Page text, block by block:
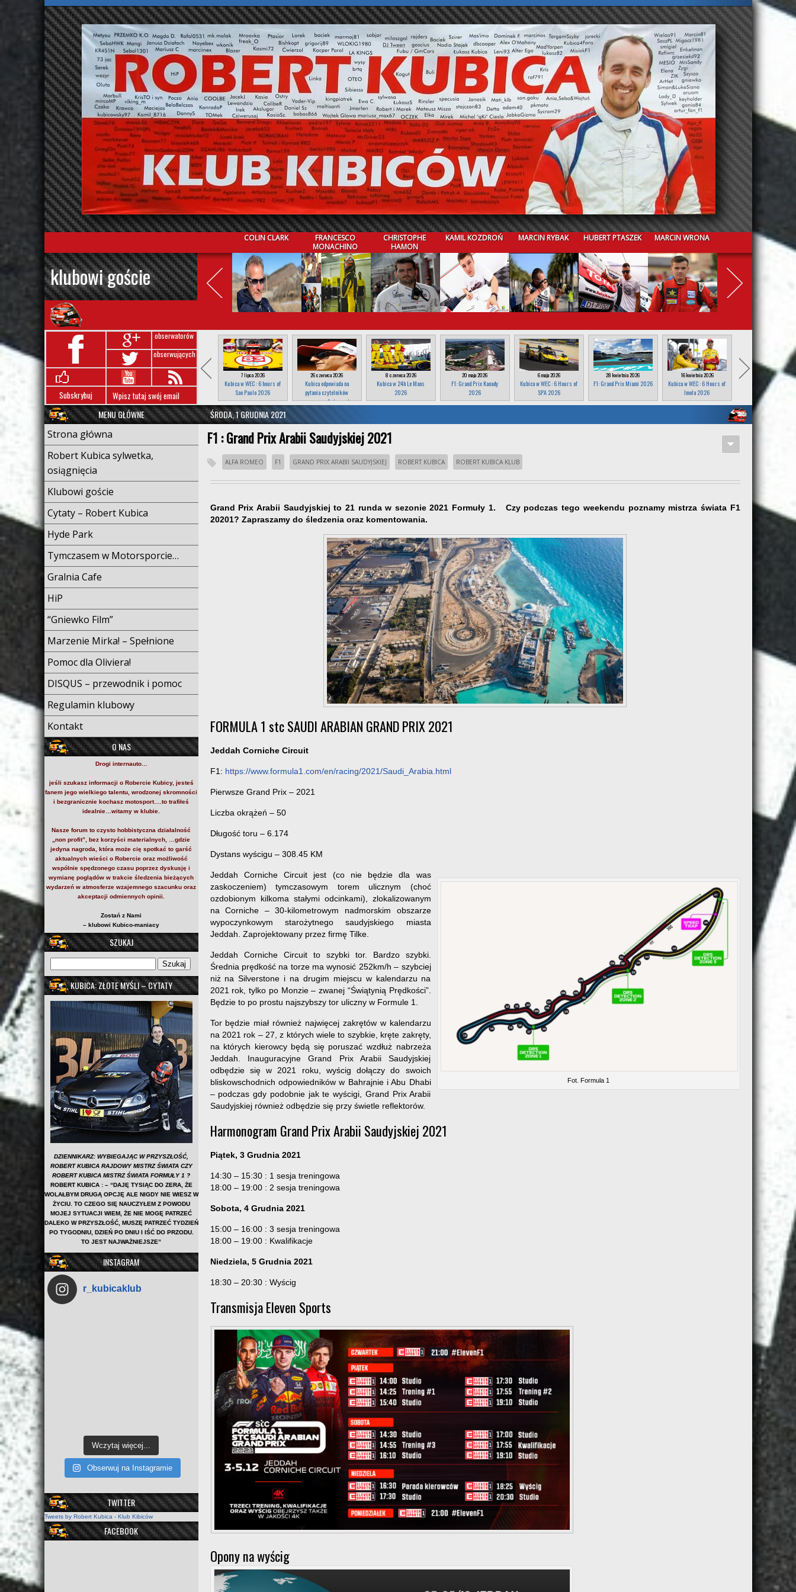
klubowi goście
COLIN CLARK
FRANCESCO
MONACHINO
CHRISTOPHE
HAMON
KAMIL KOZDROŃ MARCIN RYBAK HUBERT PTASZEK MARCIN WRONA CRISTIAN GUAZZINI
obserwatorów
obserwujących
Subskrybuj
7 lipca 2026
Kubica w WEC : 6 hours of
Sao Paulo 2026
26 czerwca 2026
Kubica odpowiada na
pytania czytelników
magazynu Autosport
8 czerwca 2026
Kubica w 24h Le Mans
2026
20 maja 2026
F1: Grand Prix Kanady
2026
6 maja 2026
Kubica w WEC : 6 Hours of
SPA 2026
28 kwietnia 2026
F1: Grand Prix Miami 2026
16 kwietnia 2026
Kubica w WEC : 6 Hours of
Imola 2026
25 marca 2026
F1: Grand Prix Japonii
2026
MENU GŁÓWNE
Strona główna
Robert Kubica sylwetka,
osiągnięcia
Klubowi goście
Cytaty – Robert Kubica
Hyde Park
Tymczasem w Motorsporcie…
Gralnia Cafe
HiP
“Gniewko Film”
Marzenie Mirka! – Spełnione
Pomoc dla Oliviera!
DISQUS – przewodnik i pomoc
Regulamin klubowy
Kontakt
O NAS
Drogi internauto…
jeśli szukasz informacji o Robercie Kubicy, jesteś
fanem jego wielkiego talentu, wrodzonej skromności
i bezgranicznie kochasz motosport….to trafiłeś
idealnie…witamy w klubie.
Nasze forum to czysto hobbistyczna działalność
„non profit”, bez korzyści materialnych, …gdzie
jedyna nagroda, która może cię spotkać to garść
aktualnych wieści o Robercie oraz możliwość
wspólnie spędzonego czasu poprzez dyskusję i
wymianę poglądów w trakcie śledzenia bieżących
wydarzeń w atmosferze wzajemnego szacunku oraz
akceptacji odmiennych opinii.
Zostań z Nami
– klubowi Kubico-maniacy
SZUKAJ
KUBICA: ZŁOTE MYŚLI – CYTATY
DZIENNIKARZ: WYBIEGAJĄC W PRZYSZŁOŚĆ,
ROBERT KUBICA RAJDOWY MISTRZ ŚWIATA CZY
ROBERT KUBICA MISTRZ ŚWIATA FORMUŁY 1 ?
ROBERT KUBICA :– “DAJĘ TYSIĄC DO ZERA, ŻE
WOLAŁBYM DRUGĄ OPCJĘ ALE NIGDY NIE WIESZ W
ŻYCIU. TO CZEGO SIĘ NAUCZYŁEM Z POWODU
MOJEJ SYTUACJI WIEM, ŻE NIE MOGĘ PATRZEĆ
DALEKO W PRZYSZŁOŚĆ, MUSZĘ PATRZEĆ TYDZIEŃ
PO TYGODNIU, DZIEŃ PO DNIU I IŚĆ DO PRZODU.
TO JEST NAJWAŻNIEJSZE”
INSTAGRAM
r_kubicaklub
Wczytaj więcej...
Obserwuj na Instagramie
TWITTER
Tweets by Robert Kubica - Klub Kibiców
FACEBOOK
ŚRODA, 1 GRUDNIA 2021
F1 : Grand Prix Arabii Saudyjskiej 2021
ALFA ROMEO F1 GRAND PRIX ARABII SAUDYJSKIEJ ROBERT KUBICA ROBERT KUBICA KLUB
Grand Prix Arabii Saudyjskiej to 21 runda w sezonie 2021 Formuły 1. Czy podczas tego weekendu poznamy mistrza świata F1
20201? Zapraszamy do śledzenia oraz komentowania.
FORMULA 1 stc SAUDI ARABIAN GRAND PRIX 2021
Jeddah Corniche Circuit
F1: https://www.formula1.com/en/racing/2021/Saudi_Arabia.html
Pierwsze Grand Prix – 2021
Liczba okrążeń – 50
Długość toru – 6.174
Dystans wyścigu – 308.45 KM
Fot. Formula 1
Jeddah Corniche Circuit jest (co nie będzie dla was
zaskoczeniem) tymczasowym torem ulicznym (choć
ozdobionym kilkoma stałymi odcinkami), zlokalizowanym
na Corniche – 30-kilometrowym nadmorskim obszarze
wypoczynkowym starożytnego saudyjskiego miasta
Jeddah. Zaprojektowany przez firmę Tilke.
Jeddah Corniche Circuit to szybki tor. Bardzo szybki.
Średnia prędkość na torze ma wynosić 252km/h – szybciej
niż na Silverstone i na drugim miejscu w kalendarzu na
2021 rok, tylko po Monzie – zwanej “Świątynią Prędkości”.
Będzie to po prostu najszybszy tor uliczny w Formule 1.
Tor będzie miał również najwięcej zakrętów w kalendarzu
na 2021 rok – 27, z których wiele to szybkie, kręte zakręty,
na których kierowcy będą się poruszać wzdłuż nabrzeża
Jeddah. Inauguracyjne Grand Prix Arabii Saudyjskiej
odbędzie się w 2021 roku, wyścig dołączy do swoich
bliskowschodnich odpowiedników w Bahrajnie i Abu Dhabi
– podczas gdy podobnie jak te wyścigi, Grand Prix Arabii
Saudyjskiej również odbędzie się przy świetle reflektorów.
Harmonogram Grand Prix Arabii Saudyjskiej 2021
Piątek, 3 Grudnia 2021
14:30 – 15:30 : 1 sesja treningowa
18:00 – 19:00 : 2 sesja treningowa
Sobota, 4 Grudnia 2021
15:00 – 16:00 : 3 sesja treningowa
18:00 – 19:00 : Kwalifikacje
Niedziela, 5 Grudnia 2021
18:30 – 20:30 : Wyścig
Transmisja Eleven Sports
Opony na wyścig